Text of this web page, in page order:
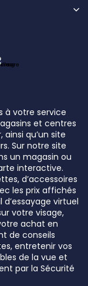
à votre service
et centres
qu’un site
Sur notre site
un magasin ou
interactive.
d’accessoires
les prix affichés
virtuel
votre visage,
achat en
de conseils
entretenir vos
de la vue et
par la Sécurité